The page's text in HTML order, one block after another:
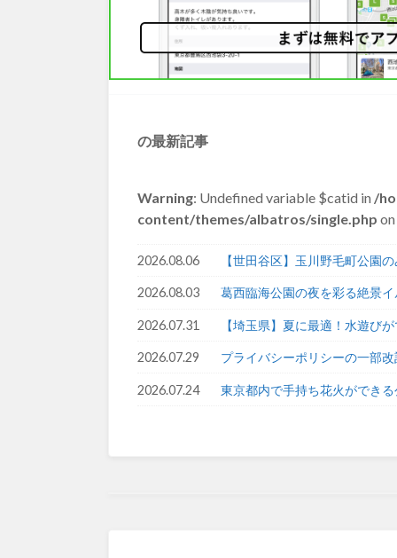
の最新記事
Warning: Undefined variable $catid in /
content/themes/albatros/single.php
2026.08.06 【世田谷区】玉川野毛町公園
2026.08.03 葛西臨海公園の夜を彩る絶景
2026.07.31 【埼玉県】夏に最適！水遊び
2026.07.29 プライバシーポリシーの一部
2026.07.24 東京都内で手持ち花火ができ